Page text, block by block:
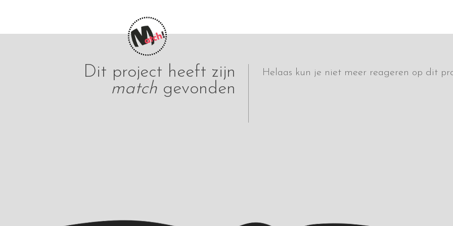
Dit project heeft zijn
match gevonden
Helaas kun je niet meer reageren op dit